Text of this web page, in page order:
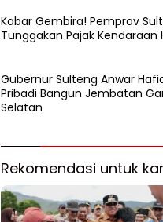
Kabar Gembira! Pemprov
Tunggakan Pajak Kendaraan
Gubernur Sulteng Anwar
Pribadi Bangun Jembatan
Selatan
Rekomendasi untuk